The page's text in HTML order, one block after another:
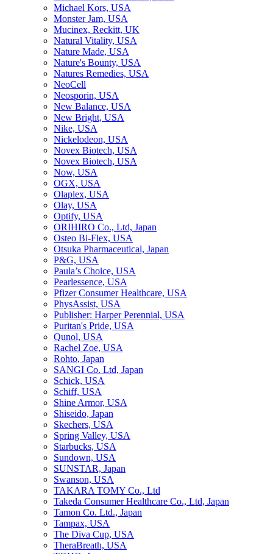
Michael Kors, USA
Monster Jam, USA
Mucinex, Reckitt, UK
Natural Vitality, USA
Nature Made, USA
Nature's Bounty, USA
Natures Remedies, USA
NeoCell
Neosporin, USA
New Balance, USA
New Bright, USA
Nike, USA
Niсkelodeon, USA
Novex Biotech, USA
Novex Biotech, USA
Now, USA
OGX, USA
Olaplex, USA
Olay, USA
Optify, USA
ORIHIRO Co., Ltd, Japan
Osteo Bi-Flex, USA
Otsuka Pharmaceutical, Japan
P&G, USA
Paula’s Choice, USA
Pearlessence, USA
Pfizer Consumer Healthcare, USA
PhysAssist, USA
Publisher: Harper Perennial, USA
Puritan's Pride, USA
Qunol, USA
Rachel Zoe, USA
Rohto, Japan
SANGI Co. Ltd, Japan
Schick, USA
Schiff, USA
Shine Armor, USA
Shiseido, Japan
Skechers, USA
Spring Valley, USA
Starbucks, USA
Sundown, USA
SUNSTAR, Japan
Swanson, USA
TAKARA TOMY Co., Ltd
Takeda Consumer Healthcare Co., Ltd, Japan
Tamon Co. Ltd., Japan
Tampax, USA
The Diva Cup, USA
TheraBreath, USA